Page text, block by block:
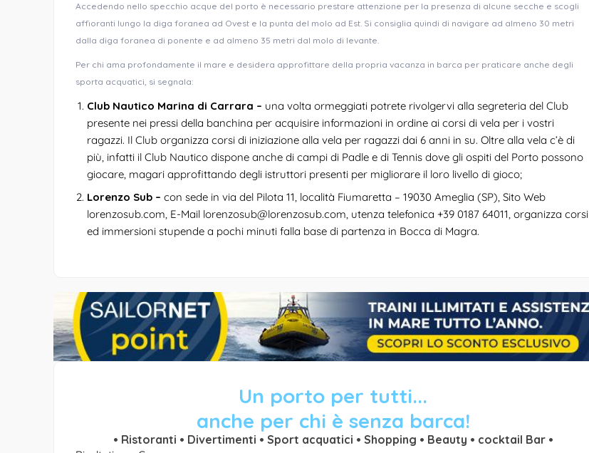
Accedendo nello specchio acque del porto è necessario prestare attenzione per la presenza di alcune secche e scogli
affioranti lungo la diga foranea ad Ovest e la punta del molo ad Est. Si consiglia quindi di navigare ad almeno 30 metri
dalla diga foranea di ponente e ad almeno 35 metri dal molo di levante.
Per chi ama profondamente il mare e desidera approfittare della propria vacanza in barca per praticare anche degli
sporta acquatici, si segnala:
Club Nautico Marina di Carrara – una volta ormeggiati potrete rivolgervi alla segreteria del Club
presente nei pressi della banchina per acquisire informazioni in ordine ai corsi di vela per i vostri
ragazzi. Il Club organizza corsi di iniziazione alla vela per ragazzi dai 6 anni in su. Oltre alla vela c’è di
più, infatti il Club Nautico dispone anche di campi di Padle e di Tennis dove gli ospiti del Porto possono
giocare, magari approfittando degli istruttori presenti per migliorare il loro livello di gioco;
Lorenzo Sub – con sede in via del Pilota 11, località Fiumaretta – 19030 Ameglia (SP), Sito Web
lorenzosub.com , E-Mail lorenzosub@lorenzosub.com , utenza telefonica +39 0187 64011, organizza corsi
ed immersioni stupende a pochi minuti falla base di partenza in Bocca di Magra.
Un porto per tutti...
anche per chi è senza barca!
• Ristoranti • Divertimenti • Sport acquatici • Shopping • Beauty • cocktail Bar •